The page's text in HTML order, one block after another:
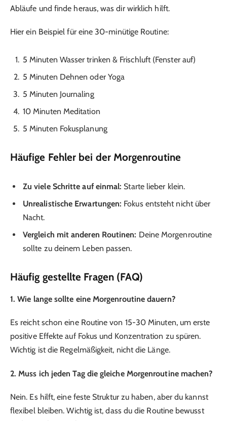
Abläufe und finde heraus, was dir wirklich hilft.
Hier ein Beispiel für eine 30-minütige Routine:
5 Minuten Wasser trinken & Frischluft (Fenster auf)
5 Minuten Dehnen oder Yoga
5 Minuten Journaling
10 Minuten Meditation
5 Minuten Fokusplanung
Häufige Fehler bei der Morgenroutine
Zu viele Schritte auf einmal: Starte lieber klein.
Unrealistische Erwartungen: Fokus entsteht nicht über
Nacht.
Vergleich mit anderen Routinen: Deine Morgenroutine
sollte zu deinem Leben passen.
Häufig gestellte Fragen (FAQ)
1. Wie lange sollte eine Morgenroutine dauern?
Es reicht schon eine Routine von 15-30 Minuten, um erste
positive Effekte auf Fokus und Konzentration zu spüren.
Wichtig ist die Regelmäßigkeit, nicht die Länge.
2. Muss ich jeden Tag die gleiche Morgenroutine machen?
Nein. Es hilft, eine feste Struktur zu haben, aber du kannst
flexibel bleiben. Wichtig ist, dass du die Routine bewusst